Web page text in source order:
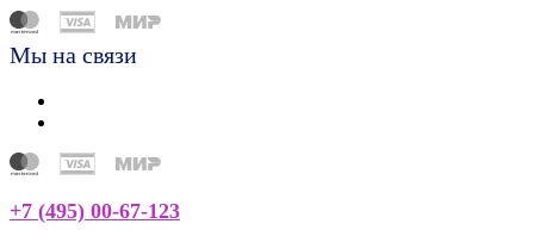
Мы на связи
+7 (495) 00-67-123